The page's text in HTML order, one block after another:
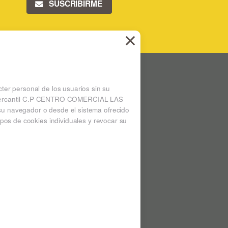
SUSCRIBIRME
personal de los usuarios sin su
C.P CENTRO COMERCIAL LAS
navegador o desde el sistema ofrecido
de cookies individuales y revocar su